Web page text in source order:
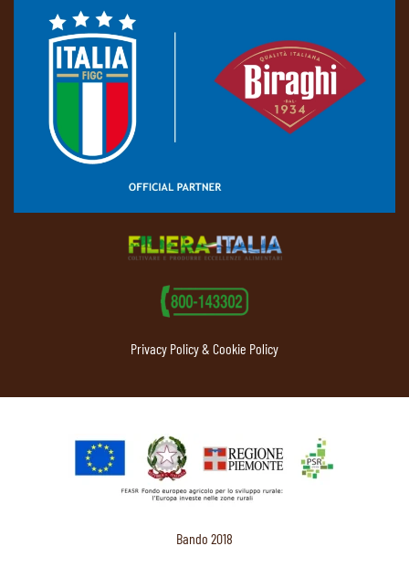
Privacy Policy & Cookie Policy
Bando 2018